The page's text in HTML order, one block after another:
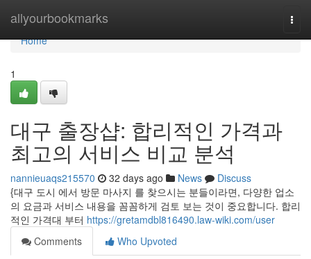
allyourbookmarks
Home
Home
1
대구 출장샵: 합리적인 가격과
최고의 서비스 비교 분석
nannieuaqs215570 32 days ago News
Discuss
{대구 도시 에서 방문 마사지 를 찾으시는 분들이라면, 다양한 업소
의 요금과 서비스 내용을 꼼꼼하게 검토 보는 것이 중요합니다. 합리
적인 가격대 부터 https://gretamdbl816490.law-wiki.com/user
Comments
Who Upvoted